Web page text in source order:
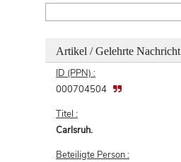
Artikel / Gelehrte Nachricht
ID (PPN) :
000704504
Titel :
Carlsruh.
Beteiligte Person :